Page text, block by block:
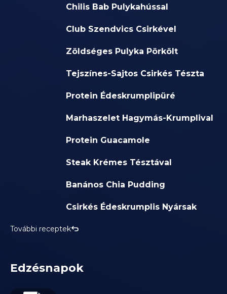
Chilis Bab Pulykahússal
Club Szendvics Csirkével
Zöldséges Pulyka Pörkölt
Tejszínes-Sajtos Csirkés Tészta
Protein Édeskrumplipüré
Marhaszelet Hagymás-Krumplival
Protein Guacamole
Steak Krémes Tésztával
Banános Chia Pudding
Csirkés Édeskrumplis Nyársak
További receptek
Edzésnapok